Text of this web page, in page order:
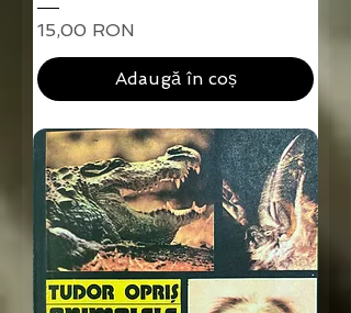
Preț
15,00 RON
Adaugă în coș